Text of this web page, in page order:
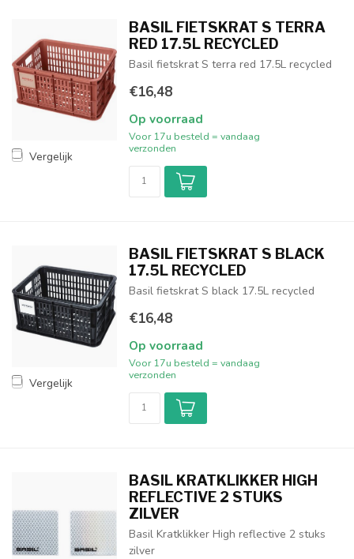
Vergelijk
BASIL FIETSKRAT S TERRA
RED 17.5L RECYCLED
Basil fietskrat S terra red 17.5L recycled
€16,48
Op voorraad
Voor 17u besteld = vandaag
verzonden
Vergelijk
BASIL FIETSKRAT S BLACK
17.5L RECYCLED
Basil fietskrat S black 17.5L recycled
€16,48
Op voorraad
Voor 17u besteld = vandaag
verzonden
BASIL KRATKLIKKER HIGH
REFLECTIVE 2 STUKS
ZILVER
Basil Kratklikker High reflective 2 stuks
zilver